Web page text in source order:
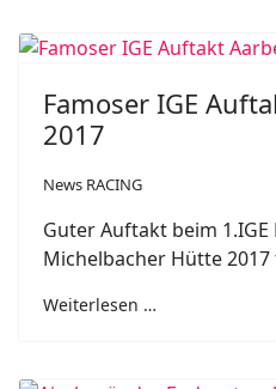
Famoser IGE
2017
News RACING
Guter Auftakt beim
Michelbacher Hütte
Weiterlesen …